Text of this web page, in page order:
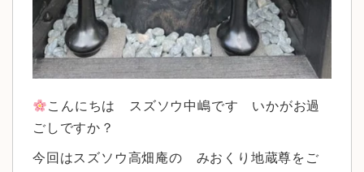
こんにちは スズソウ中嶋です いかがお過
ごしですか？
今回はスズソウ高畑庵の みおくり地蔵尊をご